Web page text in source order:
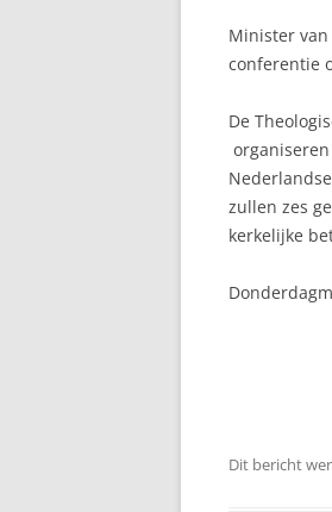
Minister
conferentie
De
zullen zes
kerkelijke
Dit bericht